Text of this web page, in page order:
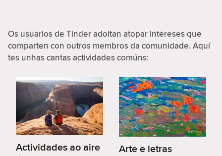
Os usuarios de Tinder adoitan atopar intereses que
comparten con outros membros da comunidade. Aquí
tes unhas cantas actividades comúns:
Actividades ao aire
Arte e letras